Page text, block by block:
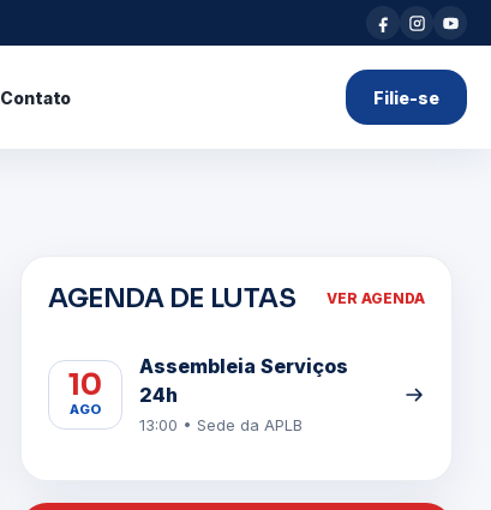
Contato Filie-se
AGENDA DE LUTAS VER AGENDA
10
AGO
Assembleia Serviços
24h
13:00 • Sede da APLB